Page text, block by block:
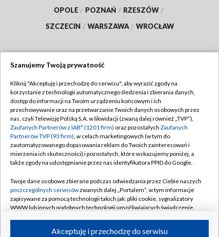
OPOLE / POZNAŃ / RZESZÓW /
SZCZECIN / WARSZAWA / WROCŁAW
TVP
Abonament TVP
Emisja w TVP
Centrum informacji TVP
Naziemna Telewizja Cyfrowa
Rada Programowa
System NOS
Informacje o nadawcy
Regulamin TVP
Polityka prywatności
Moje zgody
Pomoc
Kontakt
Kanały
Szanujemy Twoją prywatność
Kliknij "Akceptuję i przechodzę do serwisu", aby wyrazić zgody na
korzystanie z technologii automatycznego śledzenia i zbierania danych,
dostęp do informacji na Twoim urządzeniu końcowym i ich
przechowywanie oraz na przetwarzanie Twoich danych osobowych przez
nas, czyli Telewizję Polską S.A. w likwidacji (zwaną dalej również „TVP”),
Zaufanych Partnerów z IAB* (1201 firm) oraz pozostałych Zaufanych
Partnerów TVP (93 firm), w celach marketingowych (w tym do
zautomatyzowanego dopasowania reklam do Twoich zainteresowań i
mierzenia ich skuteczności) i pozostałych, które wskazujemy poniżej, a
także zgody na udostępnianie przez nas identyfikatora PPID do Google.
Twoje dane osobowe zbierane podczas odwiedzania przez Ciebie naszych
poszczególnych serwisówzwanych dalej „Portalem”, w tym informacje
zapisywane za pomocą technologii takich jak: pliki cookie, sygnalizatory
WWW lub innych podobnych technologii umożliwiających świadczenie
ruchu w Internecie.Akceptuję i przechodzę do serwisu